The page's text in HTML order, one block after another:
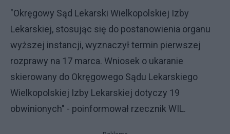
"Okręgowy Sąd Lekarski Wielkopolskiej Izby
Lekarskiej, stosując się do postanowienia organu
wyższej instancji, wyznaczył termin pierwszej
rozprawy na 17 marca. Wniosek o ukaranie
skierowany do Okręgowego Sądu Lekarskiego
Wielkopolskiej Izby Lekarskiej dotyczy 19
obwinionych" - poinformował rzecznik WIL.